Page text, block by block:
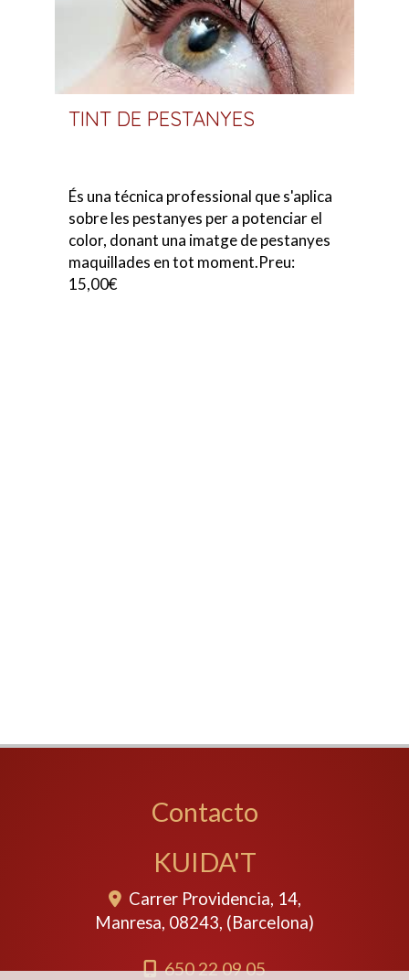
TINT DE PESTANYES
És una técnica professional que s'aplica
sobre les pestanyes per a potenciar el
color, donant una imatge de pestanyes
maquillades en tot moment.Preu:
15,00€
Contacto
KUIDA'T
Carrer Providencia, 14,
Manresa, 08243, (Barcelona)
650 22 09 05